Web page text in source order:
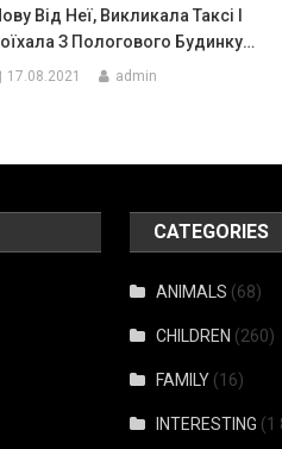
Від Неї, Викликала Таксі І
З Пологового Будинку…
17.08.2021 admin
CATEGORIES
ANIMALS (68)
CHILDREN (260)
FAMILY (16)
INTERESTING (1